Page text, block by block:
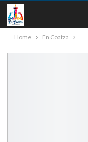
Home En Coatza